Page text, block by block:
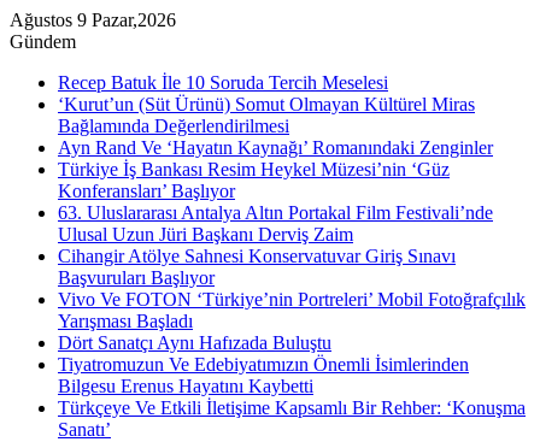
Ağustos 9 Pazar,2026
Gündem
Recep Batuk İle 10 Soruda Tercih Meselesi
‘Kurut’un (Süt Ürünü) Somut Olmayan Kültürel Miras
Bağlamında Değerlendirilmesi
Ayn Rand Ve ‘Hayatın Kaynağı’ Romanındaki Zenginler
Türkiye İş Bankası Resim Heykel Müzesi’nin ‘Güz
Konferansları’ Başlıyor
63. Uluslararası Antalya Altın Portakal Film Festivali’nde
Ulusal Uzun Jüri Başkanı Derviş Zaim
Cihangir Atölye Sahnesi Konservatuvar Giriş Sınavı
Başvuruları Başlıyor
Vivo Ve FOTON ‘Türkiye’nin Portreleri’ Mobil Fotoğrafçılık
Yarışması Başladı
Dört Sanatçı Aynı Hafızada Buluştu
Tiyatromuzun Ve Edebiyatımızın Önemli İsimlerinden
Bilgesu Erenus Hayatını Kaybetti
Türkçeye Ve Etkili İletişime Kapsamlı Bir Rehber: ‘Konuşma
Sanatı’